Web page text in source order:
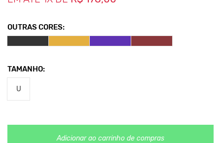
DNA da marca desde sua fundação.
OUTRAS CORES:
TAMANHO:
U
Adicionar ao carrinho de compras